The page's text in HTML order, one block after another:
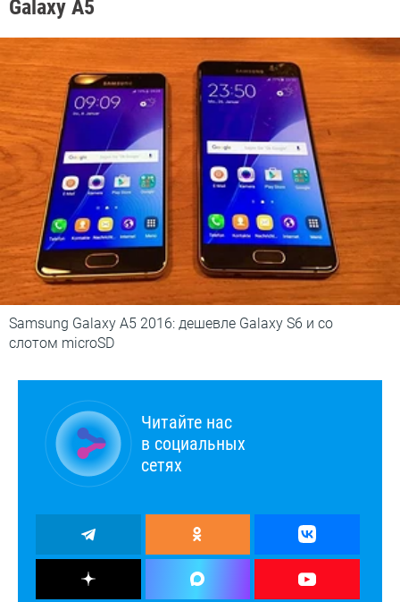
Galaxy A5
Samsung Galaxy A5 2016: дешевле Galaxy S6 и со
слотом microSD
Читайте нас
в социальных
сетях